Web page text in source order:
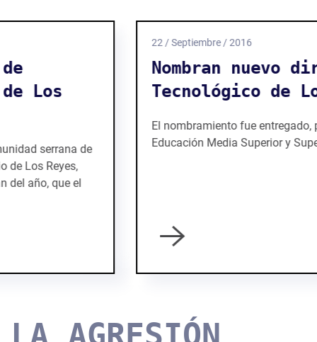
Nombran nuevo director en
Tecnológico de Los Reyes
El nombramiento fue entregado, por el Director de
Educación Media Superior y Superior en Michoacán